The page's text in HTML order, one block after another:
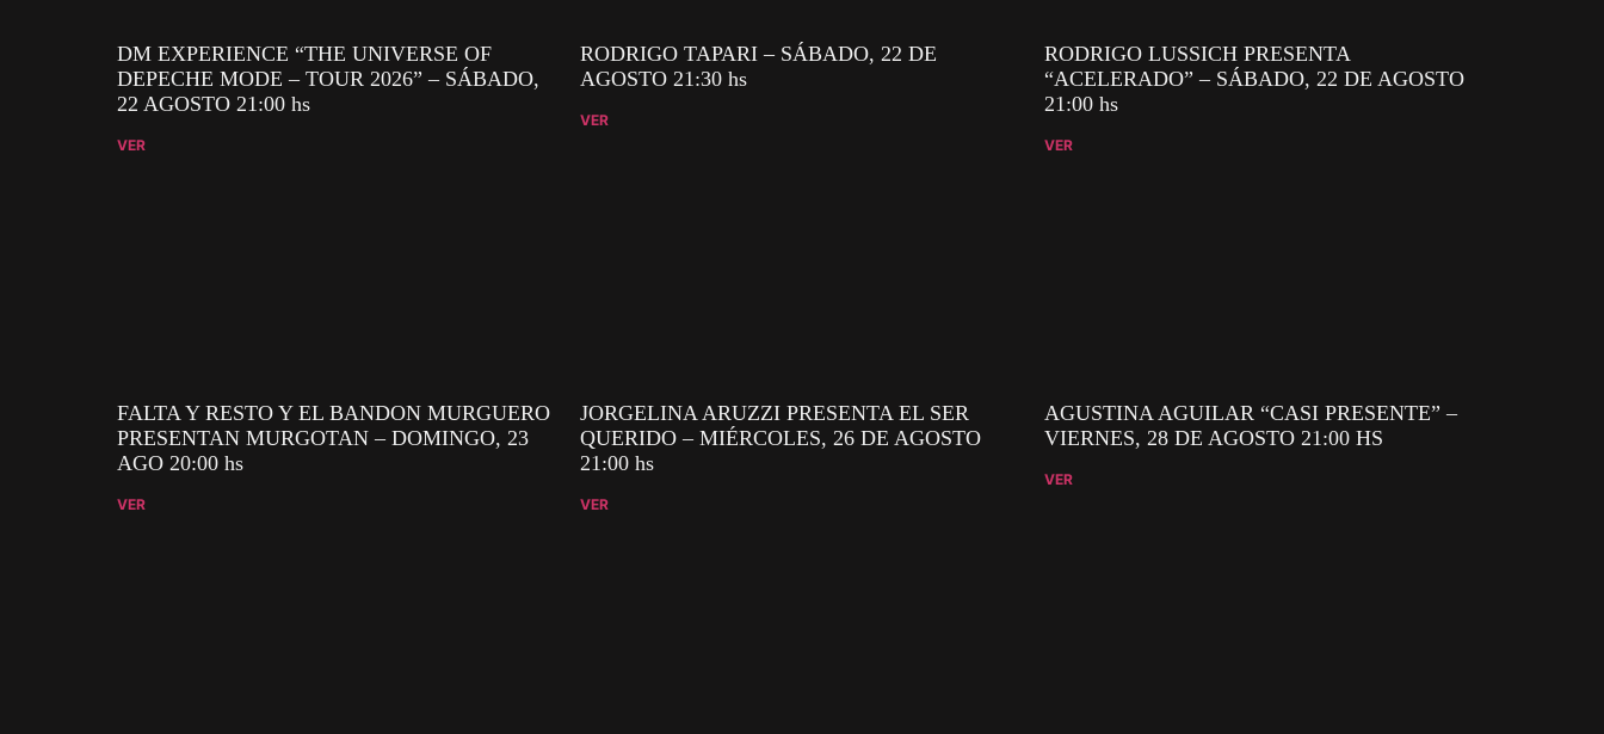
DM EXPERIENCE “THE UNIVERSE OF
DEPECHE MODE – TOUR 2026” – SÁBADO,
22 AGOSTO 21:00 hs
VER
RODRIGO TAPARI – SÁBADO, 22 DE
AGOSTO 21:30 hs
VER
RODRIGO LUSSICH PRESENTA
“ACELERADO” – SÁBADO, 22 DE AGOSTO
21:00 hs
VER
FALTA Y RESTO Y EL BANDON MURGUERO
PRESENTAN MURGOTAN – DOMINGO, 23
AGO 20:00 hs
VER
JORGELINA ARUZZI PRESENTA EL SER
QUERIDO – MIÉRCOLES, 26 DE AGOSTO
21:00 hs
VER
AGUSTINA AGUILAR “CASI PRESENTE” –
VIERNES, 28 DE AGOSTO 21:00 HS
VER